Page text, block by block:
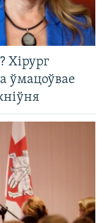
Хірург
ўмацоўвае